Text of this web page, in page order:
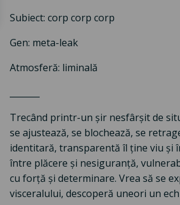
Subiect: corp corp corp
Gen: meta-leak
Atmosferă: liminală
Trecând printr-un șir nesfârșit de
se ajustează, se blochează, se
identitară, transparentă îl ține viu și
între plăcere și nesiguranță,
cu forță și determinare. Vrea să se
visceralului, descoperă uneori un